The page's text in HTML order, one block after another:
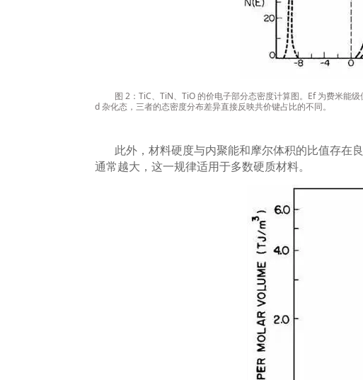
图 2 ：TiC、TiN、TiO的价电子部分态密度计算图。 Ef为费米能级
d杂化态，三者的态密度分布差异直接反映共价键占比的不同。
此外，材料硬度与内聚能和摩尔体积的比值存在
通常越大，这一规律适用于多数硬质材料。